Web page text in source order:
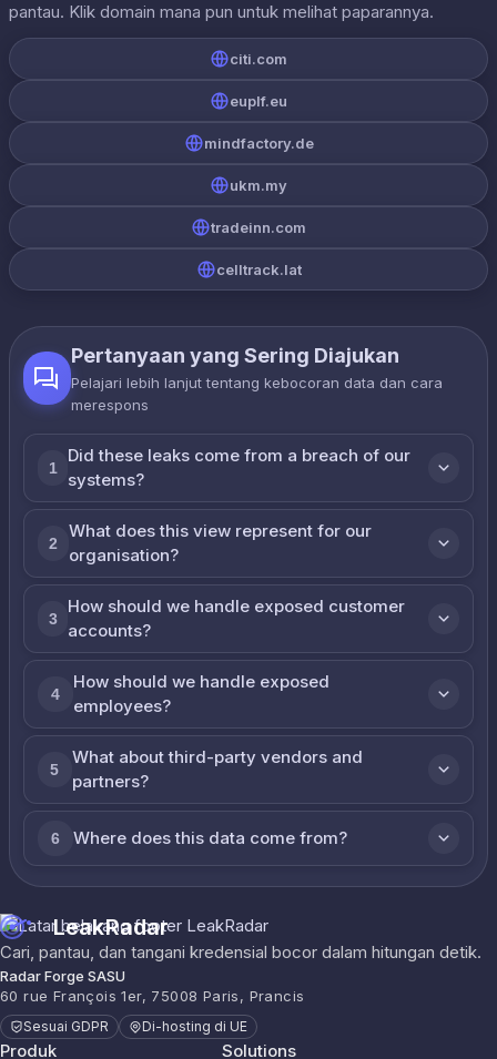
pantau. Klik domain mana pun untuk melihat paparannya.
citi.com
euplf.eu
mindfactory.de
ukm.my
tradeinn.com
celltrack.lat
Pertanyaan yang Sering Diajukan
Pelajari lebih lanjut tentang kebocoran data dan cara
merespons
1
Did these leaks come from a breach of our
systems?
2
What does this view represent for our
organisation?
3
How should we handle exposed customer
accounts?
4
How should we handle exposed
employees?
5
What about third-party vendors and
partners?
6 Where does this data come from?
LeakRadar
Cari, pantau, dan tangani kredensial bocor dalam hitungan detik.
Radar Forge SASU
60 rue François 1er, 75008 Paris, Prancis
Sesuai GDPR Di-hosting di UE
Produk Solutions